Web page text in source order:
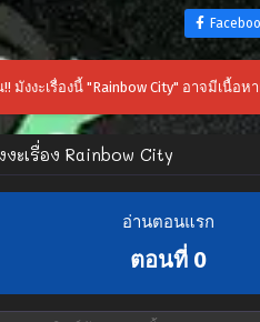
มังงะเรื่องนี้ "Rainbow City" อาจมีเนื้อ
ะเรื่อง Rainbow City
อ่านตอนแรก
ตอนที่ 0